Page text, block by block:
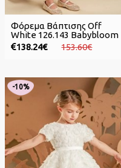
Φόρεμα Βάπτισης Off
White 126.143 Babybloom
138.24€
153.60€
-10%